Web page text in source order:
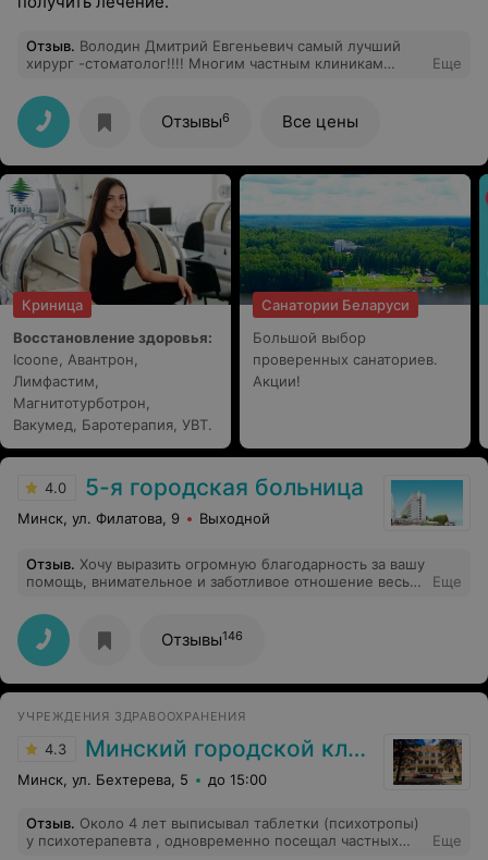
Отзыв. Володин Дмитрий Евгеньевич самый лучший
хирург -стоматолог!!!! Многим частным клиникам
Еще
Отзывы6 Все цены
Криница
Восстановление здоровья:
Icoone, Авантрон,
Лимфастим,
Магнитотурботрон,
Вакумед, Баротерапия, УВТ.
Санатории Беларуси
Большой выбор
проверенных санаториев.
Акции!
4.0 5-я городская больница
Минск, ул. Филатова, 9 Выходной
Отзыв. Хочу выразить огромную благодарность за вашу
помощь, внимательное и заботливое отношение весь
Александровичу и Анастасии Юрьевне: внимательные,
тактичные, умеющие выслушать и объяснить!!! Будьте
благословенны!!! Спасибо всему медперсоналу за
доброжелательность!!! Всем здоровья!!!!
Еще
Отзывы146
УЧРЕЖДЕНИЯ ЗДРАВООХРАНЕНИЯ
4.3 Минский городской клинический центр психиатрии и психотерапии
Минск, ул. Бехтерева, 5 до 15:00
Отзыв. Около 4 лет выписывал таблетки (психотропы)
у психотерапевта , одновременно посещал частных
Еще